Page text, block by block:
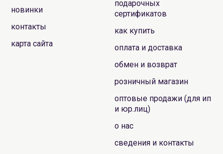
новинки
контакты
карта сайта
подарочных
сертификатов
как купить
оплата и доставка
обмен и возврат
розничный магазин
оптовые продажи (для ип
и юр.лиц)
о нас
сведения и контакты